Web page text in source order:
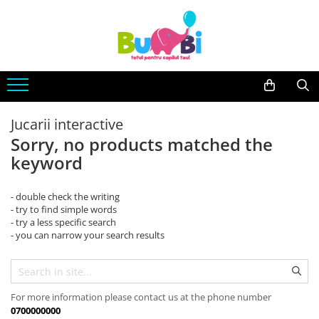
Arte si indemanare
Desen
Machete
Seturi creative
Back To School
Cuburi constructie
Jucarii bebe
Jucarie din plus
Jucarii muzicale
Jucarii pentru Baie
Jucarii de exterior
Jucarii de rol
Accesorii baie
Siguranta
Accesorii carucioare
Balansoare
Genti
Containere lapte praf
Seturi pentru masa
Sterilizatoare
Igiena si Sanatate
Accesorii igiena
Umidificatoare si purificatoare
Body
Jucarii interactive
Sorry, no products matched the
keyword
- double check the writing
- try to find simple words
- try a less specific search
- you can narrow your search results
For more information please contact us at the phone number
0700000000